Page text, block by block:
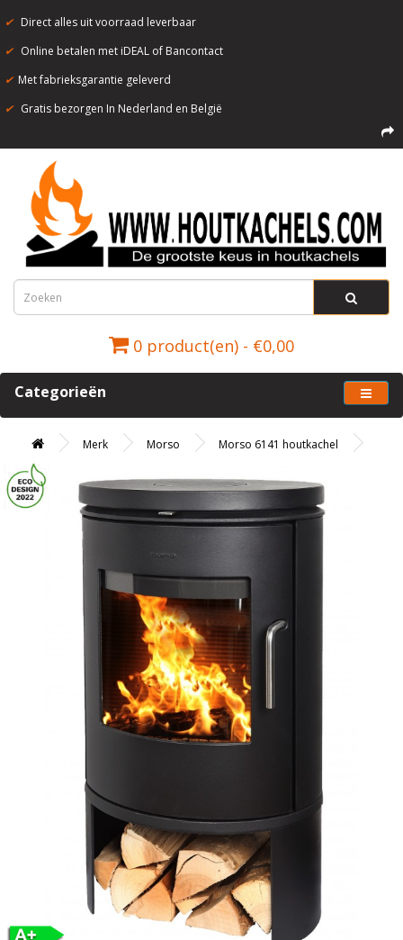
✔ Direct alles uit voorraad leverbaar
✔ Online betalen met iDEAL of Bancontact
✔ Met fabrieksgarantie geleverd
✔ Gratis bezorgen In Nederland en België
0 product(en) - €0,00
Categorieën
Merk Morso Morso 6141 houtkachel